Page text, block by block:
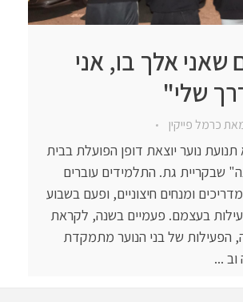
שאני אלך בו, אני
שלי"
כרמל פייקין
נוער יוצאת דופן הפועלת בבית
שבקריית גת. התלמידים עוברים
ומנחים חיצוניים, ופעם בשבוע
בעצמם. פעמיים בשנה, לקראת
הפעילות של בני הנוער מתמקדת
וב ...